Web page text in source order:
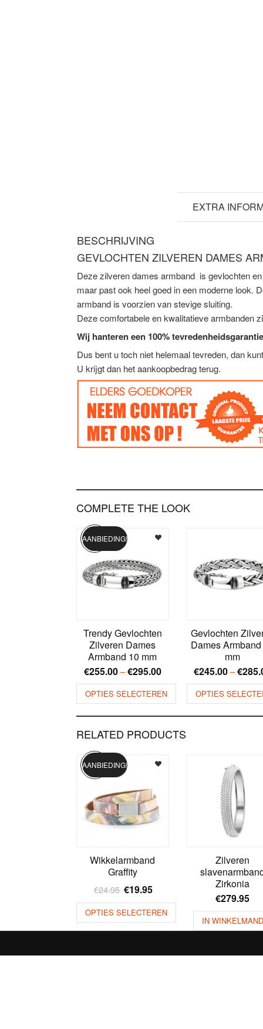
EXTRA
BESCHRIJVING
GEVLOCHTEN ZILVEREN DAMES
Deze zilveren dames armband is gevlochten
maar past ook heel goed in een moderne look.
armband is voorzien van stevige sluiting.
Deze comfortabele en kwalitatieve armbanden
Wij hanteren een 100%
Dus bent u toch niet helemaal tevreden, dan
U krijgt dan het aankoopbedrag terug.
COMPLETE THE LOOK
Trendy Gevlochten
Zilveren Dames
Armband 10 mm
€255.00–€295.00
AANBIEDING!
OPTIES SELECTEREN
Gevlochten
Dames
mm
€245.00–€
OPTIES
RELATED PRODUCTS
Wikkelarmband
Graffity
€24.95 €19.95
AANBIEDING!
OPTIES SELECTEREN
Zilveren
Zirkonia
€279.95
IN WINKELMAND